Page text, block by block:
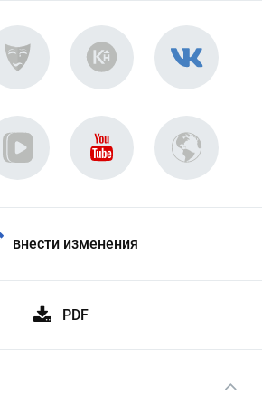
внести изменения
PDF